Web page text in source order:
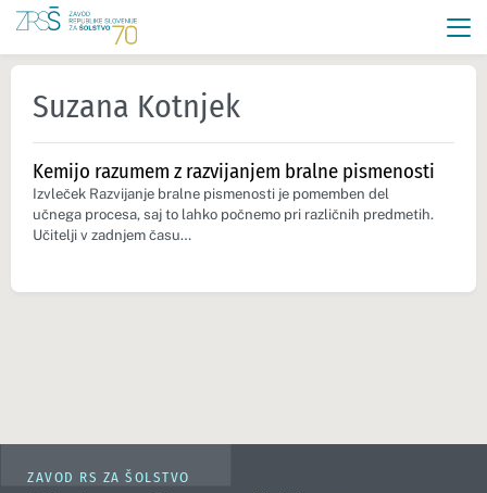
Suzana Kotnjek
Kemijo razumem z razvijanjem bralne pismenosti
Izvleček Razvijanje bralne pismenosti je pomemben del
učnega procesa, saj to lahko počnemo pri različnih predmetih.
Učitelji v zadnjem času…
ZAVOD RS ZA ŠOLSTVO